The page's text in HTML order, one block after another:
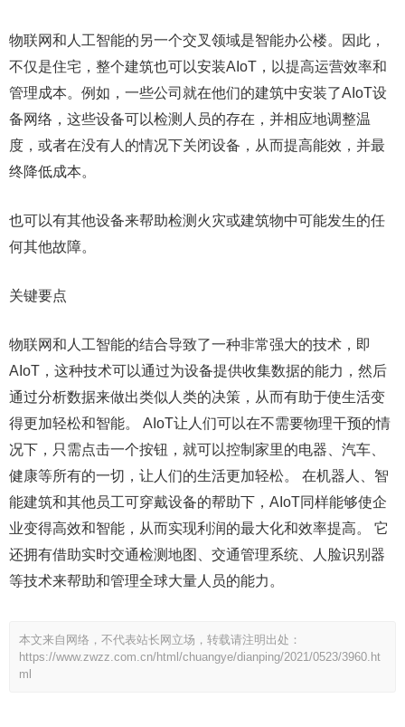
物联网和人工智能的另一个交叉领域是智能办公楼。因此，
不仅是住宅，整个建筑也可以安装AIoT，以提高运营效率和
管理成本。例如，一些公司就在他们的建筑中安装了AIoT设
备网络，这些设备可以检测人员的存在，并相应地调整温
度，或者在没有人的情况下关闭设备，从而提高能效，并最
终降低成本。
也可以有其他设备来帮助检测火灾或建筑物中可能发生的任
何其他故障。
关键要点
物联网和人工智能的结合导致了一种非常强大的技术，即
AIoT，这种技术可以通过为设备提供收集数据的能力，然后
通过分析数据来做出类似人类的决策，从而有助于使生活变
得更加轻松和智能。 AIoT让人们可以在不需要物理干预的情
况下，只需点击一个按钮，就可以控制家里的电器、汽车、
健康等所有的一切，让人们的生活更加轻松。 在机器人、智
能建筑和其他员工可穿戴设备的帮助下，AIoT同样能够使企
业变得高效和智能，从而实现利润的最大化和效率提高。 它
还拥有借助实时交通检测地图、交通管理系统、人脸识别器
等技术来帮助和管理全球大量人员的能力。
本文来自网络，不代表站长网立场，转载请注明出处：
https://www.zwzz.com.cn/html/chuangye/dianping/2021/0523/3960.ht
ml